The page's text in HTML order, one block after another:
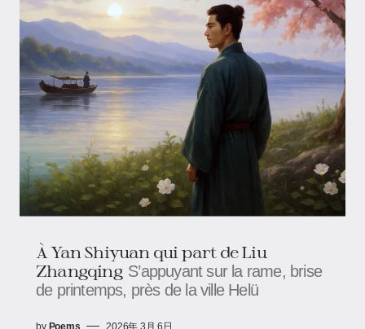
À Yan Shiyuan qui part de Liu
Zhangqing S’appuyant sur la rame, brise
de printemps, près de la ville Helü
by Poems 2026年 3月 6日